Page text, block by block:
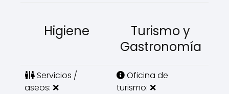
Higiene
Turismo y
Gastronomía
Servicios /
aseos: ❌
Oficina de
turismo: ❌